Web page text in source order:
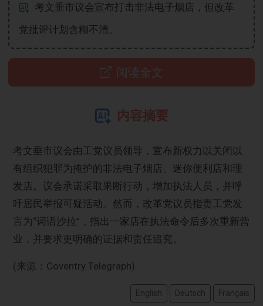
考文垂市议会宣布打击非法电子烟店，但改革
党批评计划含糊不清。
阅读全文
内容摘要
考文垂市议会由工党议员领导，宣布新权力以关闭以
有组织犯罪为掩护的非法电子烟店、迷你便利店和理
发店。议会承诺采取果断行动，增加执法人员，并呼
吁居民举报可疑活动。然而，改革党议员指责工党发
言为“词语沙拉”，指出一家店在执法命令后多次重新营
业，并要求更明确的证据和责任追究。
(来源：Coventry Telegraph)
English Deutsch Français